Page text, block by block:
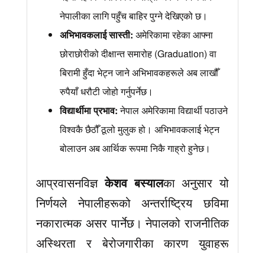
नेपालीका लागि पहुँच बाहिर पुग्ने देखिएको छ।
अभिभावकलाई सास्ती: अमेरिकामा रहेका आफ्ना
छोराछोरीको दीक्षान्त समारोह (Graduation) वा
बिरामी हुँदा भेट्न जाने अभिभावकहरूले अब लाखौँ
रुपैयाँ धरौटी जोहो गर्नुपर्नेछ।
विद्यार्थीमा प्रभाव:नेपाल अमेरिकामा विद्यार्थी पठाउने
विश्वकै छैठौँ ठूलो मुलुक हो। अभिभावकलाई भेट्न
बोलाउन अब आर्थिक रूपमा निकै गाह्रो हुनेछ।
आप्रवासनविज्ञकेशव बस्यालका अनुसार यो
निर्णयले नेपालीहरूको अन्तर्राष्ट्रिय छविमा
नकारात्मक असर पार्नेछ। नेपालको राजनीतिक
अस्थिरता र बेरोजगारीका कारण युवाहरू